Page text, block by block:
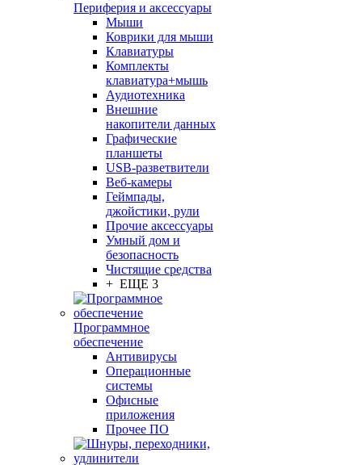
Периферия и аксессуары
Мыши
Коврики для мыши
Клавиатуры
Комплекты
клавиатура+мышь
Аудиотехника
Внешние
накопители данных
Графические
планшеты
USB-разветвители
Веб-камеры
Геймпады,
джойстики, рули
Прочие аксессуары
Умный дом и
безопасность
Чистящие средства
+ ЕЩЕ 3
Программное
обеспечение
Антивирусы
Операционные
системы
Офисные
приложения
Прочее ПО